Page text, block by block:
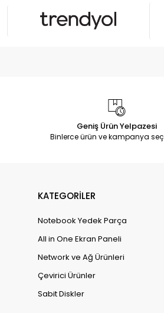
Geniş Ürün Yelpazesi
Binlerce ürün ve kampanya
KATEGORİLER
Notebook Yedek Parça
All in One Ekran Paneli
Network ve Ağ Ürünleri
Çevirici Ürünler
Sabit Diskler